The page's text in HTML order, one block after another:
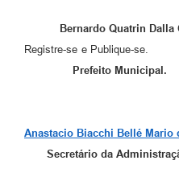
Bernardo Quatrin Dalla
Registre-se
Prefeito Municipal.
Anastacio Biacchi Bellé Mario
Secretário da